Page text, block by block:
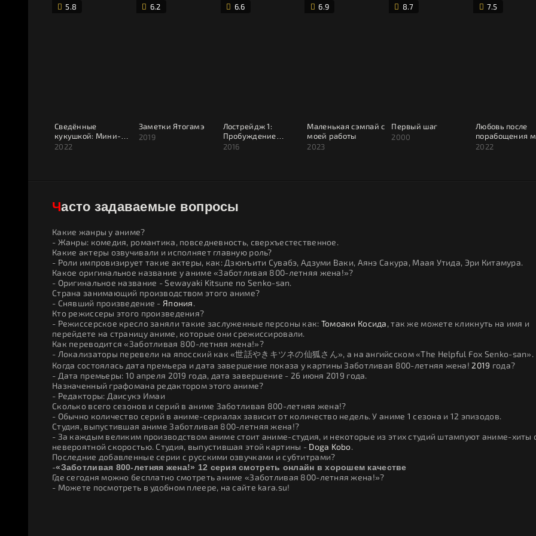
5.8
Сведённые
кукушкой: Мини-
аниме
2022
6.2
Заметки Ятогамэ
2019
6.6
Лострейдж 1:
Пробуждение
Wixoss
2016
6.9
Маленькая сэмпай с
моей работы
2023
8.7
Первый шаг
2000
7.5
Любовь после
порабощения
2022
Часто задаваемые вопросы
Какие жанры у аниме?
- Жанры: комедия, романтика, повседневность, сверхъестественное.
Какие актеры озвучивали и исполняет главную роль?
- Роли импровизирует такие актеры, как: Дзюнъити Сувабэ, Адзуми Ваки, Аянэ Сакура, Маая Утида, Эри Китамура.
Какое оригинальное название у аниме «Заботливая 800-летняя жена!»?
- Оригинальное название - Sewayaki Kitsune no Senko-san.
Страна занимающий производством этого аниме?
- Снявший произведение - Япония.
Кто режиссеры этого произведения?
- Режиссерское кресло заняли такие заслуженные персоны как: Томоаки Косида, так же можете кликнуть на имя и
перейдете на страницу аниме, которые они срежиссировали.
Как переводится «Заботливая 800-летняя жена!»?
- Локализаторы перевели на япосский как «世話やきキツネの仙狐さん», а на ангийсском «The Helpful Fox Senko-san».
Когда состоялась дата премьера и дата завершение показа у картины Заботливая 800-летняя жена! 2019 года?
- Дата премьеры: 10 апреля 2019 года, дата завершение - 26 июня 2019 года.
Назначенный графомана редактором этого аниме?
- Редакторы: Даисукэ Имаи
Сколько всего сезонов и серий в аниме Заботливая 800-летняя жена!?
- Обычно количество серий в аниме-сериалах зависит от количество недель. У аниме 1 сезона и 12 эпизодов.
Студия, выпустившая аниме Заботливая 800-летняя жена!?
- За каждым великим производством аниме стоит аниме-студия, и некоторые из этих студий штампуют аниме-хиты
невероятной скоростью. Студия, выпустившая этой картины - Doga Kobo.
Последние добавленные серии с русскими озвучками и субтитрами?
-«Заботливая 800-летняя жена!» 12 серия смотреть онлайн в хорошем качестве
Где сегодня можно бесплатно смотреть аниме «Заботливая 800-летняя жена!»?
- Можете посмотреть в удобном плеере, на сайте kara.su!